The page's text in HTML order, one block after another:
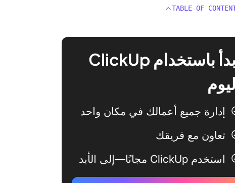
TABLE OF
ابدأ باستخدام ClickUp
إدارة جميع أعمالك في مكان واحد
تعاون مع فريقك
استخدم ClickUp مجانًا—إلى الأبد